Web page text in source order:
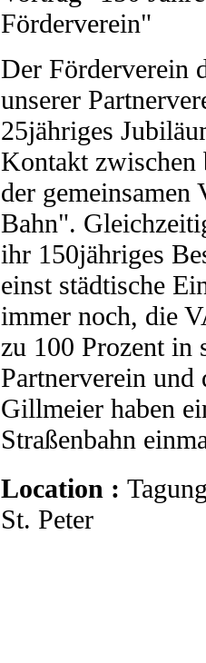
Förderverein"
Der Förderverein
unserer
25jähriges
Kontakt zwischen
der
Bahn".
ihr 150jähriges
einst städtische
immer noch, die
zu 100 Prozent in
Partnerverein und
Gillmeier haben
Straßenbahn
Location :
St. Peter